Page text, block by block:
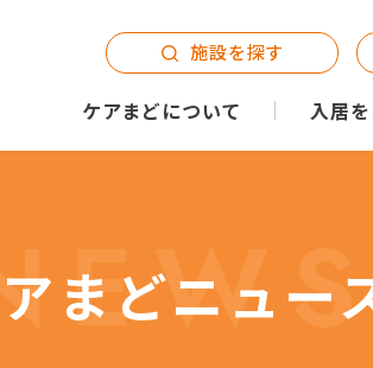
ケアまどについて 入居
施設を探す
まどニュー